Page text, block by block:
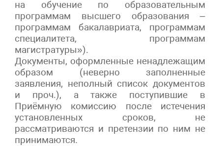
на обучение по образовательным
программам высшего образования –
программам бакалавриата, программам
специалитета, программам
магистратуры»).
Документы, оформленные ненадлежащим
образом (неверно заполненные
заявления, неполный список документов
и проч.), а также поступившие в
Приёмную комиссию после истечения
установленных сроков, не
рассматриваются и претензии по ним не
принимаются.